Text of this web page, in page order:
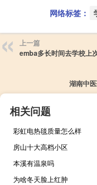
网络标签：
上一篇
emba多长时间去学校上
湖南中
相关问题
彩虹电热毯质量怎么样
房山十大高档小区
本溪有温泉吗
为啥冬天脸上红肿